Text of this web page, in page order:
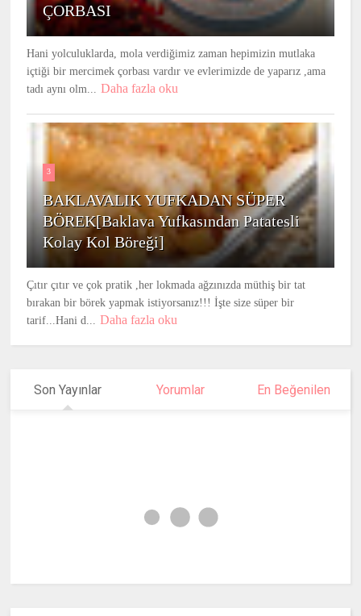
ÇORBASI
Hani yolculuklarda, mola verdiğimiz zaman hepimizin mutlaka
içtiği bir mercimek çorbası vardır ve evlerimizde de yaparız ,ama
tadı aynı olm... Daha fazla oku
3
BAKLAVALIK YUFKADAN SÜPER
BÖREK[Baklava Yufkasından Patatesli
Kolay Kol Böreği]
Çıtır çıtır ve çok pratik ,her lokmada ağzınızda müthiş bir tat
bırakan bir börek yapmak istiyorsanız!!! İşte size süper bir
tarif...Hani d... Daha fazla oku
Son Yayınlar Yorumlar En Beğenilen